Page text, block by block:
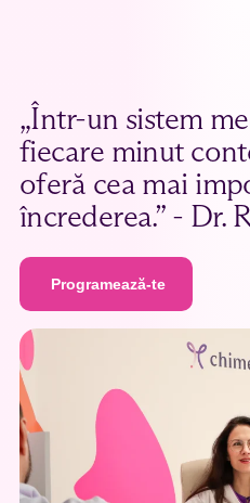
„Într-un sistem
fiecare minut
oferă cea mai
încrederea.” - Dr.
Programează-te
Programează-te